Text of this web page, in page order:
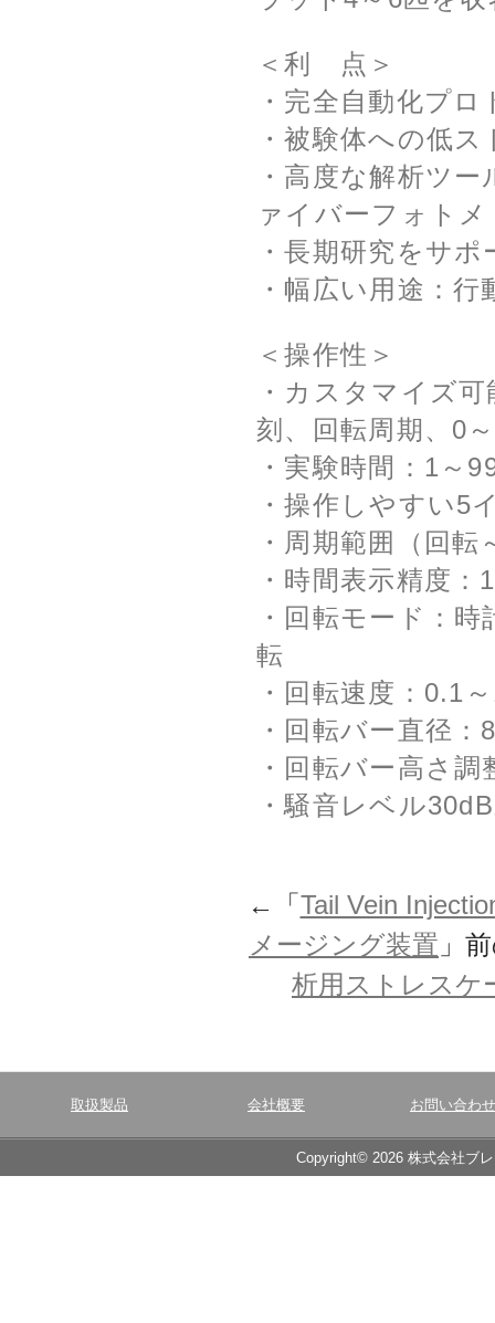
＜利 点＞
・完全自動化プ
・被験体への低
・高度な解析ツ
ァイバーフォト
・長期研究をサ
・幅広い用途：
＜操作性＞
・カスタマイズ
刻、回転周期、0
・実験時間：1～
・操作しやすい5
・周期範囲（回
・時間表示精度：
・回転モード：
転
・回転速度：0.1
・回転バー直径：
・回転バー高さ
・騒音レベル
←「 Tail Vein
メージング装置 」
析用ストレスケ
取扱製品 会社概要 お問い合わせ
Copyright© 2026 株式会社ブ